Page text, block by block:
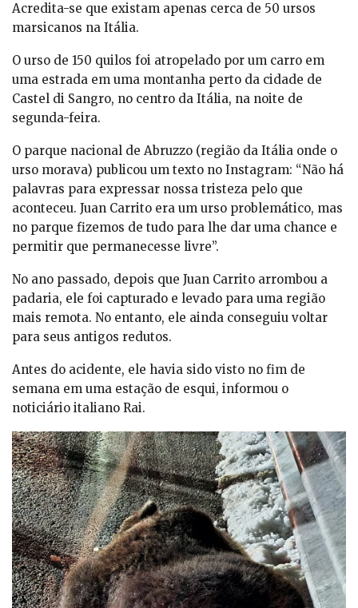
Acredita-se que existam apenas cerca de 50 ursos
marsicanos na Itália.
O urso de 150 quilos foi atropelado por um carro em
uma estrada em uma montanha perto da cidade de
Castel di Sangro, no centro da Itália, na noite de
segunda-feira.
O parque nacional de Abruzzo (região da Itália onde o
urso morava) publicou um texto no Instagram: “Não há
palavras para expressar nossa tristeza pelo que
aconteceu. Juan Carrito era um urso problemático, mas
no parque fizemos de tudo para lhe dar uma chance e
permitir que permanecesse livre”.
No ano passado, depois que Juan Carrito arrombou a
padaria, ele foi capturado e levado para uma região
mais remota. No entanto, ele ainda conseguiu voltar
para seus antigos redutos.
Antes do acidente, ele havia sido visto no fim de
semana em uma estação de esqui, informou o
noticiário italiano Rai.